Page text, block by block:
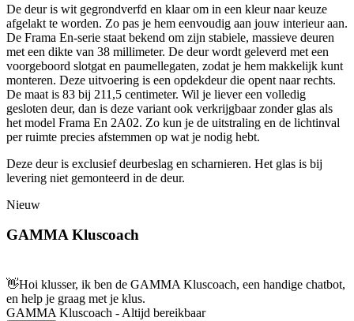
De deur is wit gegrondverfd en klaar om in een kleur naar keuze
afgelakt te worden. Zo pas je hem eenvoudig aan jouw interieur aan.
De Frama En-serie staat bekend om zijn stabiele, massieve deuren
met een dikte van 38 millimeter. De deur wordt geleverd met een
voorgeboord slotgat en paumellegaten, zodat je hem makkelijk kunt
monteren. Deze uitvoering is een opdekdeur die opent naar rechts.
De maat is 83 bij 211,5 centimeter. Wil je liever een volledig
gesloten deur, dan is deze variant ook verkrijgbaar zonder glas als
het model Frama En 2A02. Zo kun je de uitstraling en de lichtinval
per ruimte precies afstemmen op wat je nodig hebt.
Deze deur is exclusief deurbeslag en scharnieren. Het glas is bij
levering niet gemonteerd in de deur.
Nieuw
GAMMA Kluscoach
👋Hoi klusser, ik ben de GAMMA Kluscoach, een handige chatbot,
en help je graag met je klus.
GAMMA Kluscoach - Altijd bereikbaar